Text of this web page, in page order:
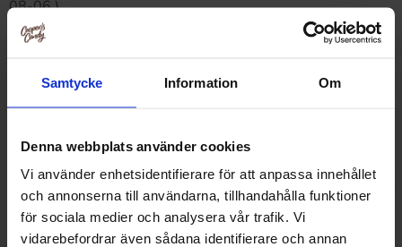
Samtycke Information Om
Denna webbplats använder cookies
Vi använder enhetsidentifierare för att anpassa innehållet
och annonserna till användarna, tillhandahålla funktioner
för sociala medier och analysera vår trafik. Vi
vidarebefordrar även sådana identifierare och annan
08-06 )
Muut pitivät